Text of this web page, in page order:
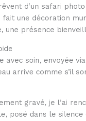
d’un safari
une décoration
une présence
avec soin, envoyée
arrive comme s’il
gravé, je l’ai
posé dans le